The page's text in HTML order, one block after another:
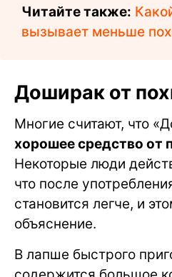
Читайте также:
вызывает меньше
Доширак от
Многие считают, что
хорошее средство от
Некоторые люди
что после
становится легче, и
объяснение.
В лапше быстрого